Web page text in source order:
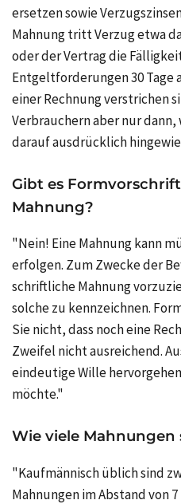
ersetzen sowie
Mahnung tritt Verzug etwa
oder der Vertrag die
Entgeltforderungen 30 Tage
einer Rechnung verstrichen
Verbrauchern aber nur dann,
darauf ausdrücklich
Gibt es
Mahnung?
"Nein! Eine Mahnung kann
erfolgen. Zum Zwecke der
schriftliche Mahnung
solche zu kennzeichnen.
Sie nicht, dass noch eine
Zweifel nicht ausreichend.
eindeutige Wille
möchte."
Wie viele Mahnungen
"Kaufmännisch üblich sind
Mahnungen im Abstand von